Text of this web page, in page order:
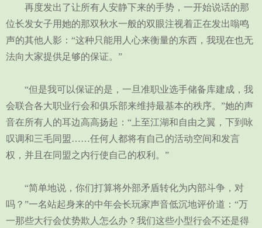
再度发出了让所有人安静下来的手势，一开始说话的那
位长发女子用她的那双秋水一般的双眼注视着正在发出嗡鸣
声的其他人影：“这种只能用人心来衡量的东西，我现在也无
法向大家提供足够的保证。”
“但是我可以保证的是，一旦准职业选手储备库建成，我
会联合各大职业行会和俱乐部来维持最基本的秩序。”她的声
音在所有人的耳边高高扬起：“上至江湖和自由之翼，下到咏
叹调和三毛同盟……任何人都将有自己的活动空间和发言
权，并且在同盟之内行使自己的权利。”
“简单地说，你们打算将外部矛盾转化为内部斗争，对
吗？”一名站起身来的中年会长玩家声音低沉地评价道：“万
一那些大行会仗势欺人怎么办？我们这些小型行会不还是得